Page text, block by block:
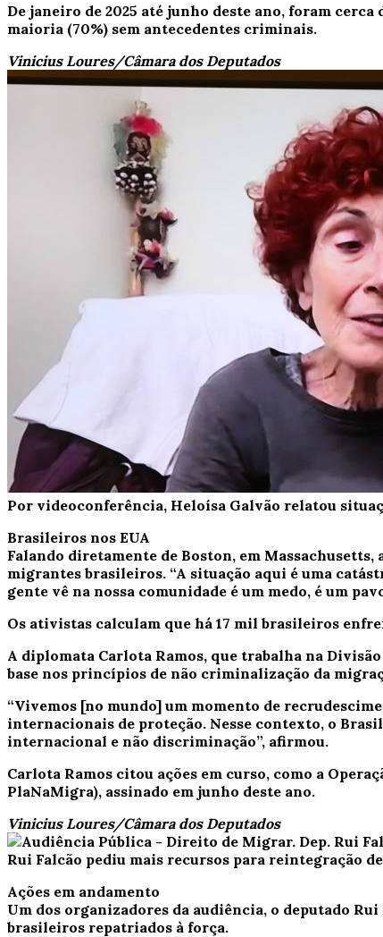
De janeiro de 2025 até junho deste ano, foram
maioria (70%) sem antecedentes criminais.
Vinicius Loures/Câmara dos Deputados
Por videoconferência, Heloísa Galvão relatou
Brasileiros nos EUA
Falando diretamente de Boston, em
migrantes brasileiros. “A situação aqui é uma
gente vê na nossa comunidade é um medo, é um
Os ativistas calculam que há 17 mil brasileiros
A diplomata Carlota Ramos, que trabalha na
base nos princípios de não criminalização da
“Vivemos [no mundo] um momento de
internacionais de proteção. Nesse contexto, o
internacional e não discriminação”, afirmou.
Carlota Ramos citou ações em curso, como a
PlaNaMigra), assinado em junho deste ano.
Vinicius Loures/Câmara dos Deputados
Rui Falcão pediu mais recursos para reintegração
Ações em andamento
Um dos organizadores da audiência, o deputado
brasileiros repatriados à força.